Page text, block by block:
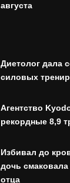
августа
Диетолог дала
силовых
Агентство
рекордные 8,9
Избивал до
дочь
отца